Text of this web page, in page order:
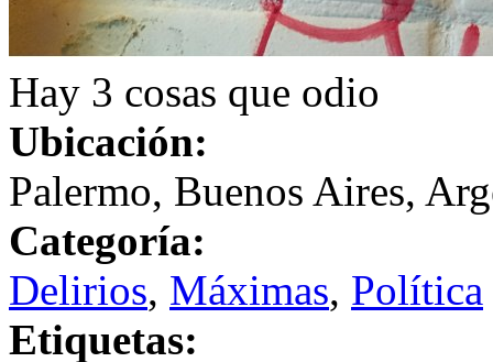
Hay 3 cosas que odio
Ubicación:
Palermo, Buenos Aires,
Categoría:
Delirios, Máximas, Política
Etiquetas: